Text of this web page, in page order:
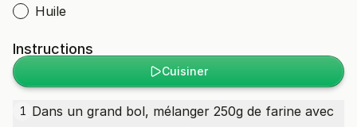
Huile
Instructions
Cuisiner
1 Dans un grand bol, mélanger 250g de farine avec